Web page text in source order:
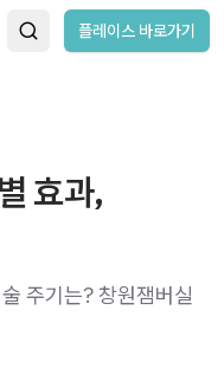
플레이스 바로가기
효과,
주기는? 창원잼버실